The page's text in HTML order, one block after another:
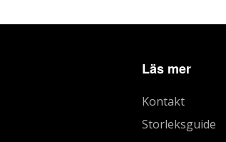
Läs mer
Kontakt
Storleksguide